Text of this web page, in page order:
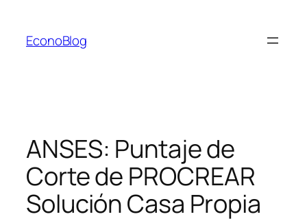
contenido
EconoBlog
ANSES: Puntaje de
Corte de PROCREAR
Solución Casa Propia